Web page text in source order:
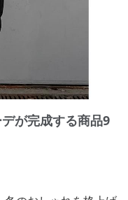
が完成する商品9